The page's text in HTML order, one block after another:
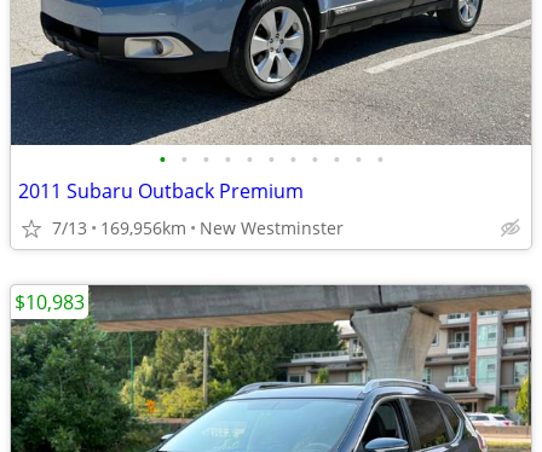
• • • • • • • • • • •
2011 Subaru Outback Premium
7/13 169,956km New Westminster
$10,983